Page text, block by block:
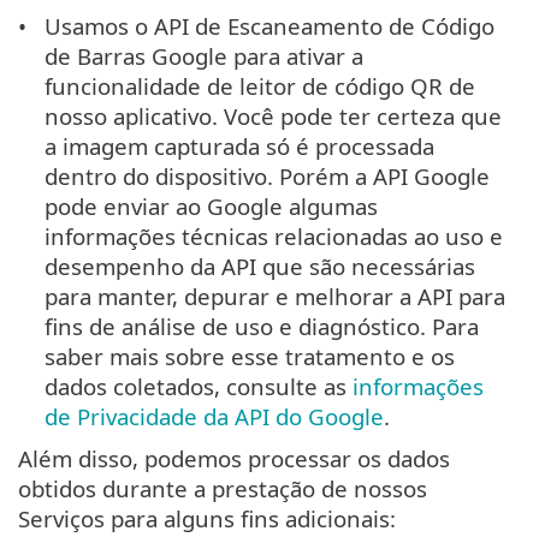
Usamos o API de Escaneamento de Código
de Barras Google para ativar a
funcionalidade de leitor de código QR de
nosso aplicativo. Você pode ter certeza que
a imagem capturada só é processada
dentro do dispositivo. Porém a API Google
pode enviar ao Google algumas
informações técnicas relacionadas ao uso e
desempenho da API que são necessárias
para manter, depurar e melhorar a API para
fins de análise de uso e diagnóstico. Para
saber mais sobre esse tratamento e os
dados coletados, consulte as informações
de Privacidade da API do Google.
Além disso, podemos processar os dados
obtidos durante a prestação de nossos
Serviços para alguns fins adicionais: